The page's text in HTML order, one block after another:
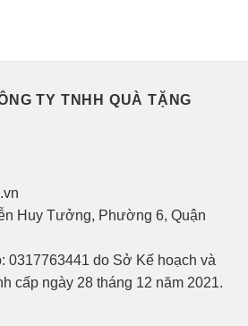
TY TNHH QUÀ TẶNG
Huy Tưởng, Phường 6, Quận
0317763441 do Sở Kế hoạch và
cấp ngày 28 tháng 12 năm 2021.